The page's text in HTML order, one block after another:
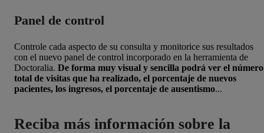
Panel de control
Controle cada aspecto de su consulta y monitorice sus resultados
con el nuevo panel de control incorporado en la herramienta de
Doctoralia. De forma muy visual y sencilla podrá ver el número
total de visitas que ha realizado, el porcentaje de nuevos
pacientes, los ingresos, el porcentaje de ausentismo...
Reciba más información sobre la